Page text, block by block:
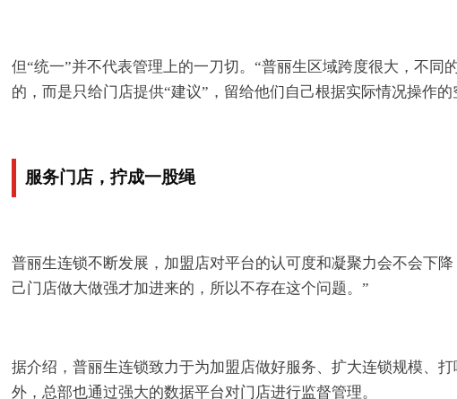
但“统一”并不代表管理上的一刀切。“普丽生区域跨度很大，不
的，而是只给门店提供“建议”，留给他们自己根据实际情况操作
服务门店，拧成一股绳
普丽生连锁不断发展，加盟店对平台的认可度和凝聚力会不会下
己门店做大做强才加进来的，所以不存在这个问题。”
据介绍，普丽生连锁致力于为加盟店做好服务、扩大连锁规模、
外，总部也通过强大的数据平台对门店进行监督管理。